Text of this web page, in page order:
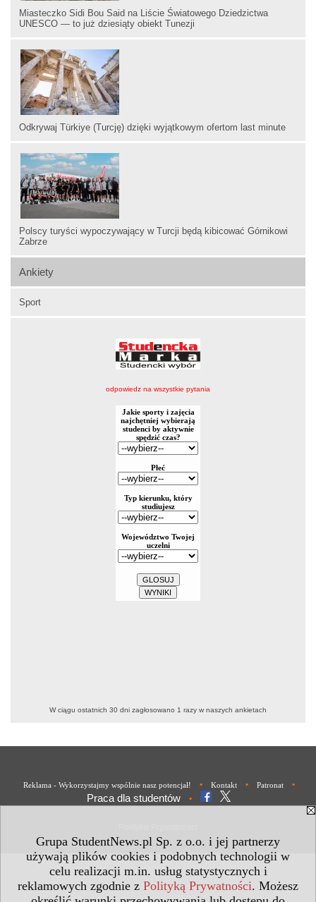
Grupa StudentNews.pl Sp. z o.o. i jej partnerzy
używają plików cookies i podobnych technologii w
celu realizacji m.in. usług statystycznych i
reklamowych zgodnie z Polityką Prywatności. Możesz
Miasteczko Sidi Bou Said na Liście Światowego Dziedzictwa
UNESCO — to już dziesiąty obiekt Tunezji
Odkrywaj Türkiye (Turcję) dzięki wyjątkowym ofertom last minute
Polscy turyści wypoczywający w Turcji będą kibicować Górnikowi
Zabrze
Ankiety
Sport
odpowiedz na wszystkie pytania
W ciągu ostatnich 30 dni zagłosowano 1 razy w naszych ankietach
Reklama - Wykorzystajmy wspólnie nasz potencjał! • Kontakt • Patronat •
Praca dla studentów •